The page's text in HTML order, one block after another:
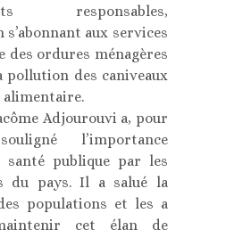
responsables,
aux services
des ordures ménagères
pollution des caniveaux
alimentaire.
Adjourouvi a, pour
l’importance
santé publique par les
du pays. Il a salué la
populations et les a
cet élan de